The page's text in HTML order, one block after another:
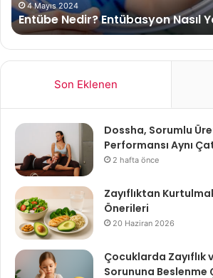
4 Mayıs 2024
Entübe Nedir? Entübasyon Nasıl
Son Eklenen
Dossha, Sorumlu
Performansı Aynı
2 hafta önce
Zayıflıktan
Önerileri
20 Haziran 2026
Çocuklarda Zayıflık
Sorununa Beslenme